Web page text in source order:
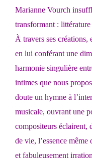
Marianne Vourch
transformant :
À travers ses
en lui conférant une
harmonie singulière
intimes que nous
doute un hymne à
musicale, ouvrant une
compositeurs éclairent,
de vie, l’essence
et fabuleusement